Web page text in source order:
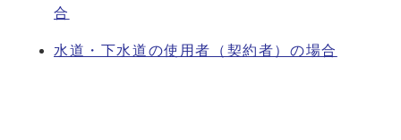
合
水道・下水道の使用者（契約者）の場合